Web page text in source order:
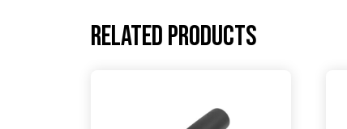
Related products